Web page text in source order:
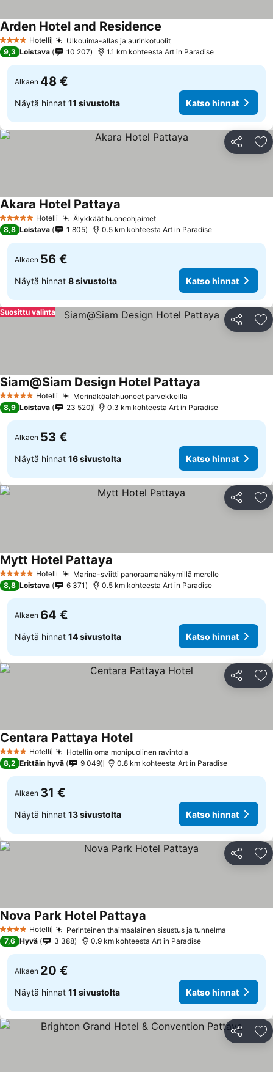
4 Tähtiluokitus
Hotelli Ulkouima-allas ja aurinkotuolit
Arden Hotel and Residence
9,3 Loistava 10 207 1.1 km kohteesta Art in Paradise
Alkaen 48 €
Näytä hinnat 11 sivustolta Katso hinnat
Jaa
5 Tähtiluokitus
Hotelli Älykkäät huoneohjaimet
Akara Hotel Pattaya
8,8 Loistava 1 805 0.5 km kohteesta Art in Paradise
Alkaen 56 €
Näytä hinnat 8 sivustolta Katso hinnat
Jaa
Suosittu valinta
5 Tähtiluokitus
Hotelli Merinäköalahuoneet parvekkeilla
Siam@Siam Design Hotel Pattaya
8,9 Loistava 23 520 0.3 km kohteesta Art in Paradise
Alkaen 53 €
Näytä hinnat 16 sivustolta Katso hinnat
Jaa
5 Tähtiluokitus
Hotelli Marina-sviitti panoraamanäkymillä merelle
Mytt Hotel Pattaya
8,8 Loistava 6 371 0.5 km kohteesta Art in Paradise
Alkaen 64 €
Näytä hinnat 14 sivustolta Katso hinnat
Jaa
4 Tähtiluokitus
Hotelli Hotellin oma monipuolinen ravintola
Centara Pattaya Hotel
8,2 Erittäin hyvä 9 049 0.8 km kohteesta Art in Paradise
Alkaen 31 €
Näytä hinnat 13 sivustolta Katso hinnat
Jaa
4 Tähtiluokitus
Hotelli Perinteinen thaimaalainen sisustus ja tunnelma
Nova Park Hotel Pattaya
7,6 Hyvä 3 388 0.9 km kohteesta Art in Paradise
Alkaen 20 €
Näytä hinnat 11 sivustolta Katso hinnat
Jaa